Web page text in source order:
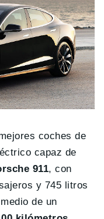
coches de
capaz de
911, con
y 745 litros
de un